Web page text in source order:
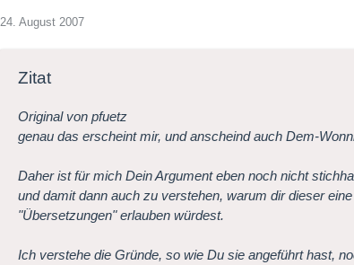
24. August 2007
Zitat
Original von pfuetz
genau das erscheint mir, und anscheind auch Dem-
Daher ist für mich Dein Argument eben noch nicht
und damit dann auch zu verstehen, warum dir dieser
"Übersetzungen" erlauben würdest.
Ich verstehe die Gründe, so wie Du sie angeführt hast,